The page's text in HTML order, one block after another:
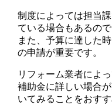
制度によっては担当
ている場合もあるの
また、予算に達した
の申請が重要です。
リフォーム業者によ
補助金に詳しい場合
いてみることをおす